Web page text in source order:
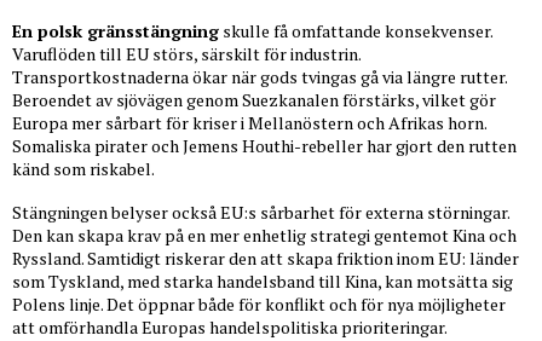
En polsk gränsstängning skulle få omfattande konsekvenser.
Varuflöden till EU störs, särskilt för industrin.
Transportkostnaderna ökar när gods tvingas gå via längre rutter.
Beroendet av sjövägen genom Suezkanalen förstärks, vilket gör
Europa mer sårbart för kriser i Mellanöstern och Afrikas horn.
Somaliska pirater och Jemens Houthi-rebeller har gjort den rutten
känd som riskabel.
Stängningen belyser också EU:s sårbarhet för externa störningar.
Den kan skapa krav på en mer enhetlig strategi gentemot Kina och
Ryssland. Samtidigt riskerar den att skapa friktion inom EU: länder
som Tyskland, med starka handelsband till Kina, kan motsätta sig
Polens linje. Det öppnar både för konflikt och för nya möjligheter
att omförhandla Europas handelspolitiska prioriteringar.